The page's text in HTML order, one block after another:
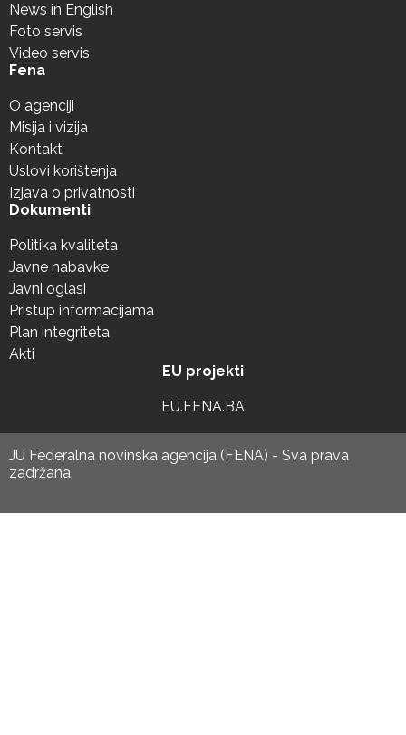
News in English
Foto servis
Video servis
Fena
O agenciji
Misija i vizija
Kontakt
Uslovi korištenja
Izjava o privatnosti
Dokumenti
Politika kvaliteta
Javne nabavke
Javni oglasi
Pristup informacijama
Plan integriteta
Akti
EU projekti
EU.FENA.BA
JU Federalna novinska agencija (FENA) - Sva prava
zadržana